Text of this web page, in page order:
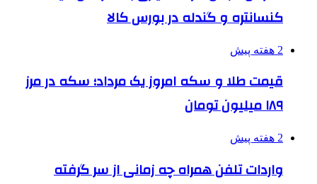
کنسانتره و گندله در بورس کالا
2 هفته پیش
قیمت طلا و سکه امروز یک مرداد؛ سکه در مرز
۱۸۹ میلیون تومان
2 هفته پیش
واردات تلفن همراه چه زمانی از سر گرفته